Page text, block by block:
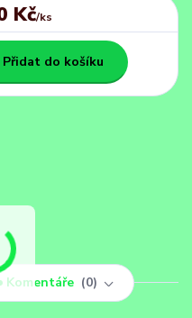
Kč/ks
Přidat do košíku
Komentáře 0